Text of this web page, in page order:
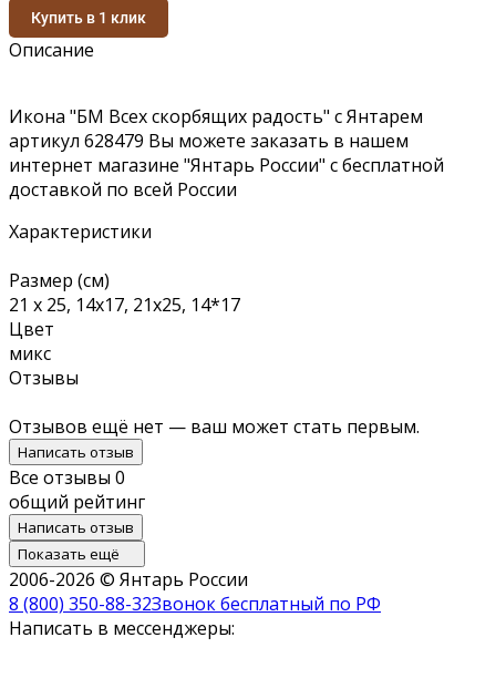
Купить в 1 клик
Описание
Икона "БМ Всех скорбящих радость" с Янтарем
артикул 628479 Вы можете заказать в нашем
интернет магазине "Янтарь России" с бесплатной
доставкой по всей России
Характеристики
Размер (см)
21 х 25, 14х17, 21х25, 14*17
Цвет
микс
Отзывы
Отзывов ещё нет — ваш может стать первым.
Написать отзыв
Все отзывы 0
общий рейтинг
Написать отзыв
Показать ещё
2006-2026 © Янтарь России
8 (800) 350-88-32Звонок бесплатный по РФ
Написать в мессенджеры: